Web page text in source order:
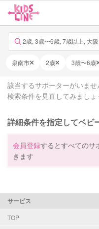
2歳, 3歳〜6歳, 7歳以上, 大
泉南市 2歳 3歳〜6歳
該当するサポーターがいませ
検索条件を見直してみましょ
詳細条件を指定してベビ
会員登録するとすべてのサ
きます
サービス
TOP